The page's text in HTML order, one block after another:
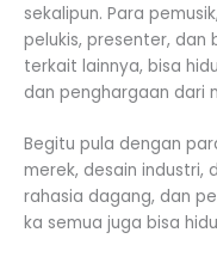
sekalipun. Para
pelukis, presenter, dan
terkait lainnya, bisa
dan penghargaan dari
Begitu pula dengan
merek, desain industri,
rahasia dagang, dan
ka semua juga bisa